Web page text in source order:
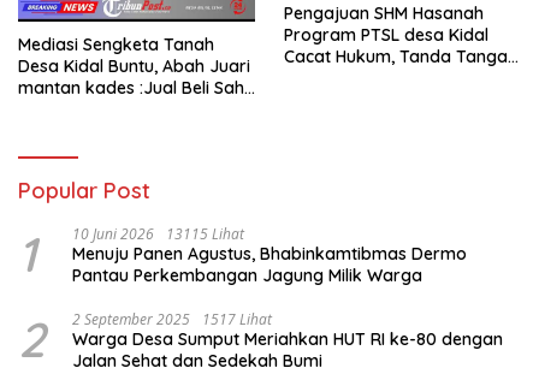
Mediasi Sengketa Tanah
Desa Kidal Buntu, Abah Juari
mantan kades :Jual Beli Sah,
Membatalkan Hak Warga.
Pengajuan SHM Hasanah
Program PTSL desa Kidal
Cacat Hukum, Tanda Tangan
Popular Post
1 10 Juni 2026 13115 Lihat
Menuju Panen Agustus, Bhabinkamtibmas Dermo
Pantau Perkembangan Jagung Milik Warga
2 2 September 2025 1517 Lihat
Warga Desa Sumput Meriahkan HUT RI ke-80 dengan
Jalan Sehat dan Sedekah Bumi ‎